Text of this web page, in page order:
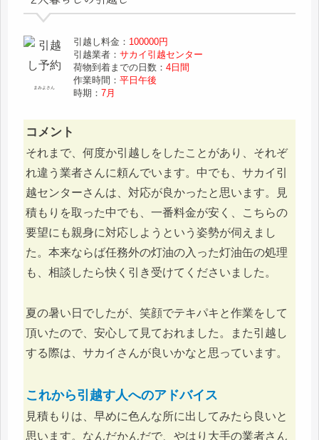
まみよさん
引越し料金： 100000円
引越業者：サカイ引越センター
荷物到着までの日数：4日間
作業時間：平日午後
時期：7月
コメント
それまで、何度か引越しをしたことがあり、それぞ
れ違う業者さんに頼んでいます。中でも、サカイ引
越センターさんは、対応が良かったと思います。見
積もりを取った中でも、一番料金が安く、こちらの
要望にも親身に対応しようという姿勢が伺えまし
た。本来ならば任務外の灯油の入った灯油缶の処理
も、相談したら快く引き受けてくださいました。
夏の暑い日でしたが、笑顔でテキパキと作業をして
頂いたので、安心して見ておれました。また引越し
する際は、サカイさんが良いかなと思っています。
これから引越す人へのアドバイス
見積もりは、早めに色んな所に出してみたら良いと
思います。なんだかんだで、やはり大手の業者さん